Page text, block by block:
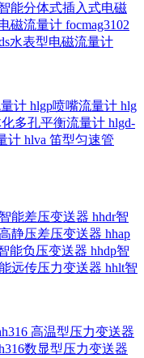
能分体式插入式电磁
磁流量计 focmag3102
水表型电磁流量计
计 hlgp喷嘴流量计 hlg
多孔平衡流量计 hlgd-
计 hlva 笛型匀速管
能差压变送器 hhdr智
静压差压变送器 hhap
能负压变送器 hhdp智
远传压力变送器 hhlt智
高温型压力变送器
数显型压力变送器